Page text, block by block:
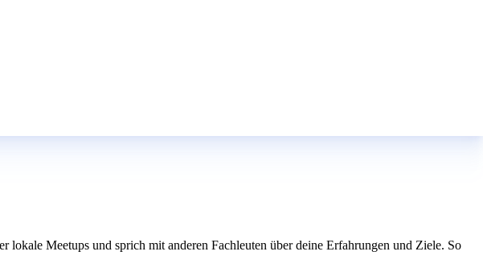
Meetups und sprich mit anderen Fachleuten über deine Erfahrungen und Ziele. So